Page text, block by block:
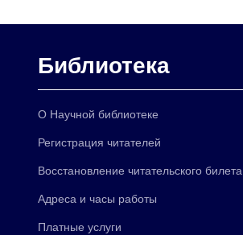
Библиотека
О Научной библиотеке
Регистрация читателей
Восстановление читательского билета
Адреса и часы работы
Платные услуги